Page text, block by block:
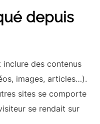
depuis
des contenus
images, articles…).
sites se comporte
se rendait sur